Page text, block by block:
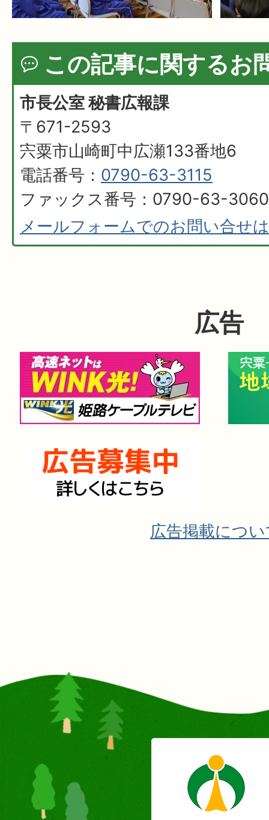
この記事に関するお
市長公室 秘書広報課
〒671-2593
宍粟市山崎町中広瀬133番地6
電話番号： 0790-63-3115
ファックス番号：0790-63-3060
メールフォームでのお問い合せ
広告
広告掲載につ